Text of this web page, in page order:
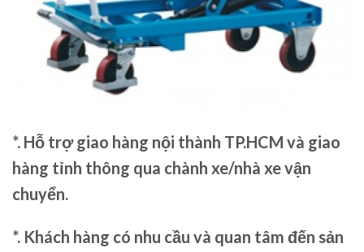
*. Hỗ trợ giao hàng nội thành TP.HCM và giao
hàng tỉnh thông qua chành xe/nhà xe vận
chuyển.
*. Khách hàng có nhu cầu và quan tâm đến sản